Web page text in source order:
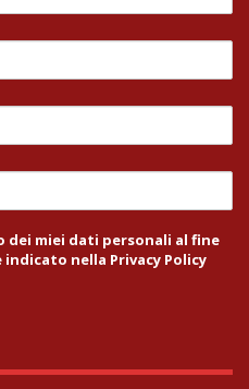
miei dati personali al fine
nella Privacy Policy